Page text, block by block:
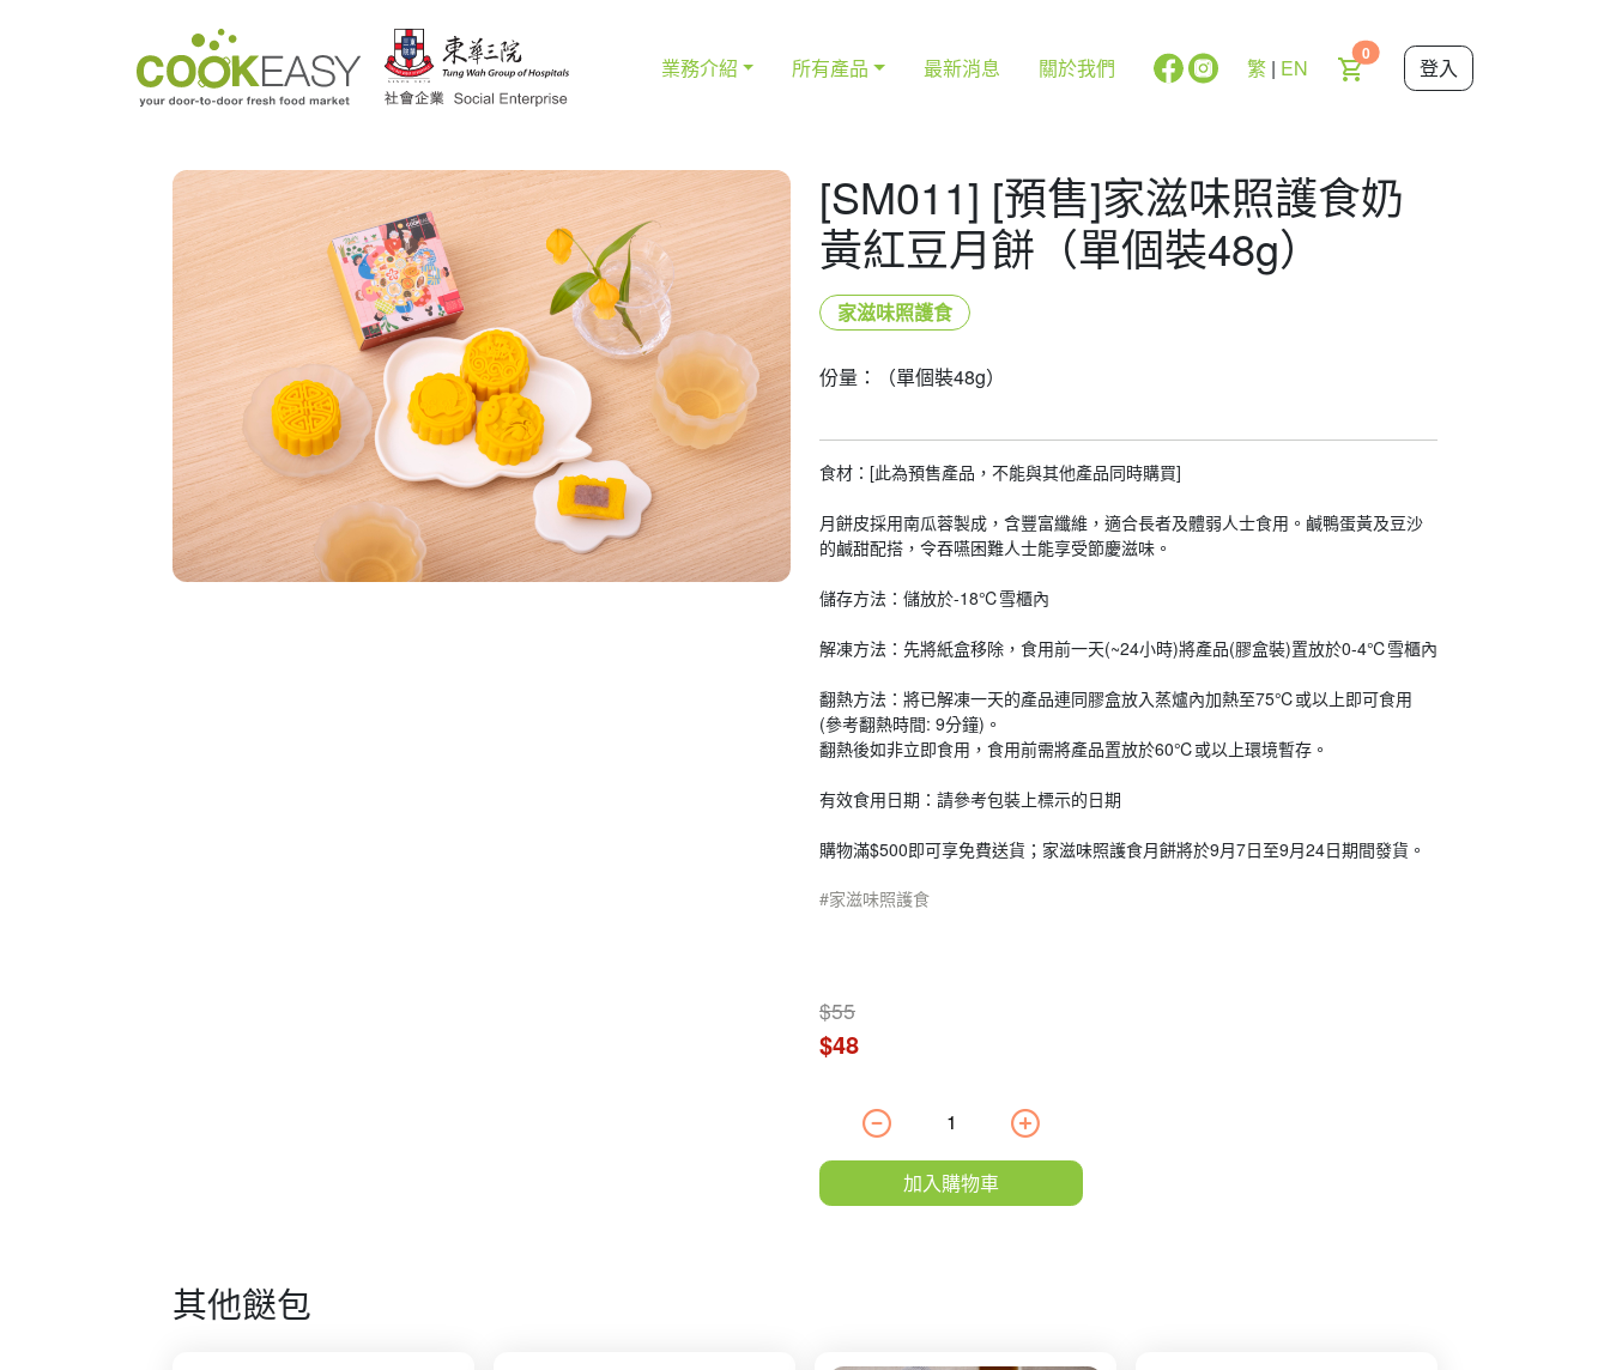
繁 | EN
0
登入
業務介紹 所有產品 最新消息 關於我們
[SM011] [預售]家滋味照護食奶
黃紅豆月餅（單個裝48g）
家滋味照護食
份量：（單個裝48g）
食材：[此為預售產品，不能與其他產品同時購買]
月餅皮採用南瓜蓉製成，含豐富纖維，適合長者及體弱人士食用。鹹鴨蛋黃及豆沙
的鹹甜配搭，令吞嚥困難人士能享受節慶滋味。
儲存方法：儲放於-18℃雪櫃內
解凍方法：先將紙盒移除，食用前一天(~24小時)將產品(膠盒裝)置放於0-4℃雪櫃內
翻熱方法：將已解凍一天的產品連同膠盒放入蒸爐內加熱至75℃或以上即可食用
(參考翻熱時間: 9分鐘)。
翻熱後如非立即食用，食用前需將產品置放於60℃或以上環境暫存。
有效食用日期：請參考包裝上標示的日期
購物滿$500即可享免費送貨；家滋味照護食月餅將於9月7日至9月24日期間發貨。
家滋味照護食
$55
$48
加入購物車
其他餸包